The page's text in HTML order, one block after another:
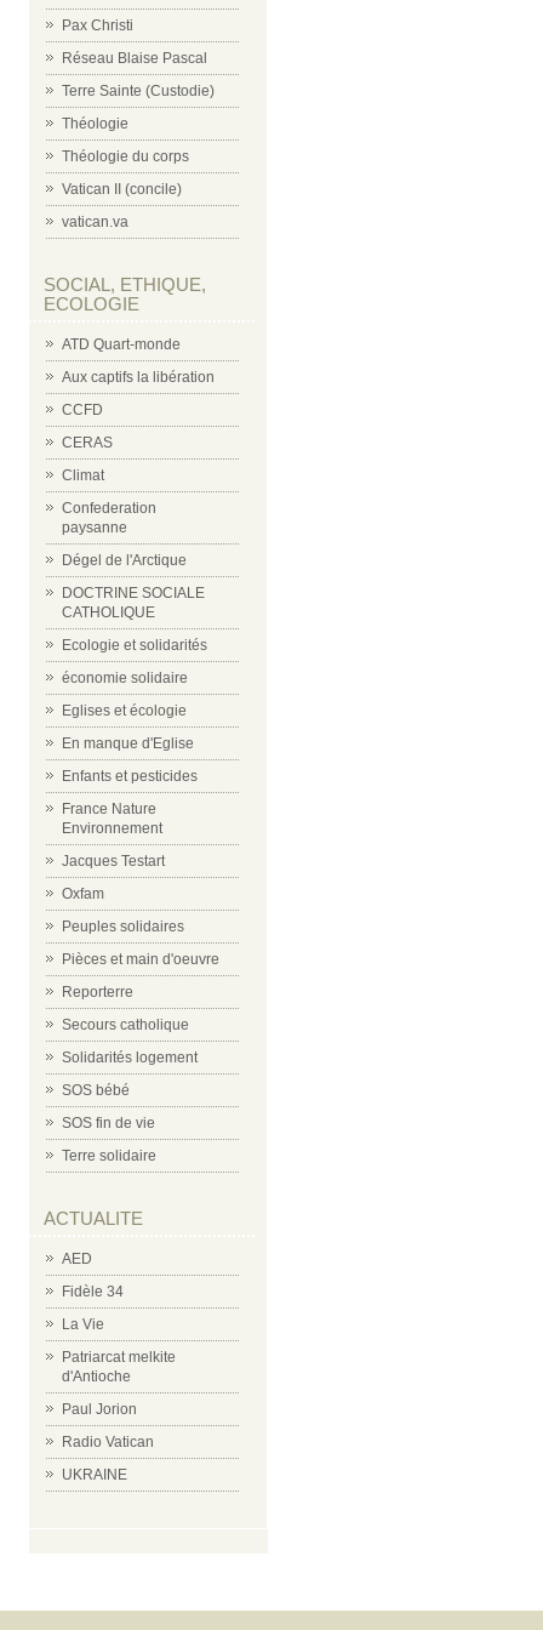
Pax Christi
Réseau Blaise Pascal
Terre Sainte (Custodie)
Théologie
Théologie du corps
Vatican II (concile)
vatican.va
SOCIAL, ETHIQUE,
ECOLOGIE
ATD Quart-monde
Aux captifs la libération
CCFD
CERAS
Climat
Confederation
paysanne
Dégel de l'Arctique
DOCTRINE SOCIALE
CATHOLIQUE
Ecologie et solidarités
économie solidaire
Eglises et écologie
En manque d'Eglise
Enfants et pesticides
France Nature
Environnement
Jacques Testart
Oxfam
Peuples solidaires
Pièces et main d'oeuvre
Reporterre
Secours catholique
Solidarités logement
SOS bébé
SOS fin de vie
Terre solidaire
ACTUALITE
AED
Fidèle 34
La Vie
Patriarcat melkite
d'Antioche
Paul Jorion
Radio Vatican
UKRAINE